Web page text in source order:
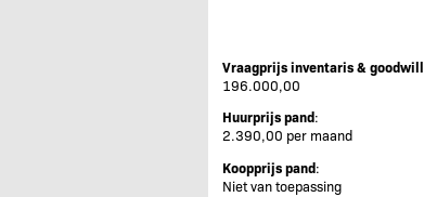
Vraagprijs inventaris & goodwill
196.000,00
Huurprijs pand:
2.390,00 per maand
Koopprijs pand:
Niet van toepassing